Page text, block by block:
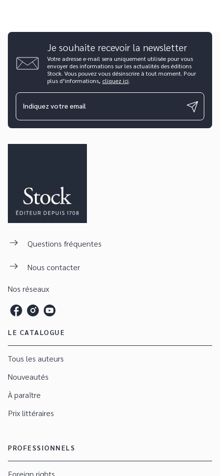
Je souhaite recevoir la newsletter
Votre adresse e-mail sera uniquement utilisée pour vous
envoyer des informations sur les actualités des éditions
Stock. Vous pouvez vous désinscrire à tout moment. Pour
plus d’informations, cliquez ici.
Indiquez votre email
Questions fréquentes
Nous contacter
Nos réseaux
LE CATALOGUE
Tous les auteurs
Nouveautés
À paraître
Prix littéraires
PROFESSIONNELS